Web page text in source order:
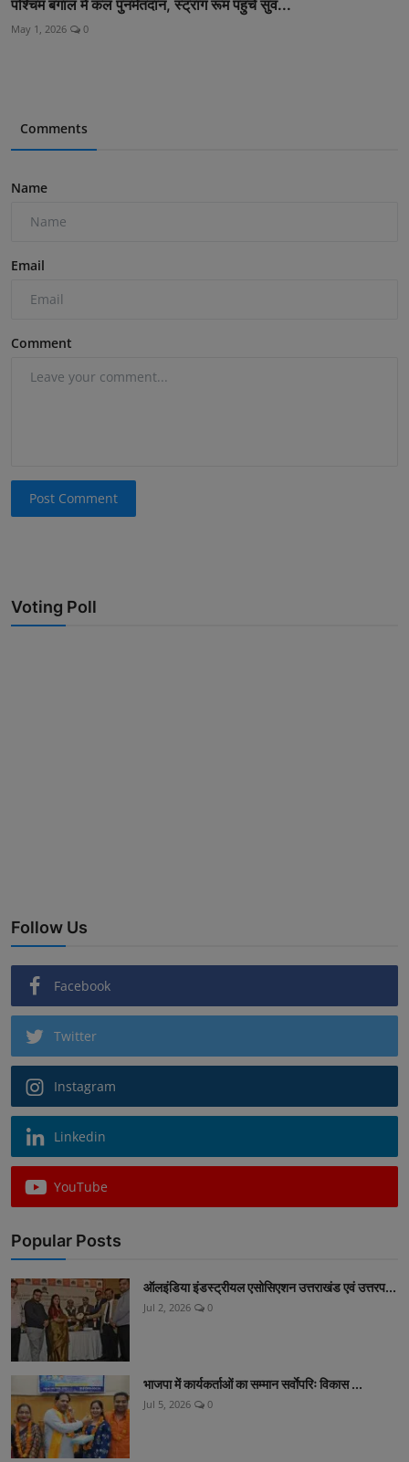
पश्चिम बंगाल में कल पुनर्मतदान, स्ट्रांग रूम पहुंचे सुव...
May 1, 2026 0
Comments
Name
Email
Comment
Post Comment
Voting Poll
Follow Us
Facebook
Twitter
Instagram
Linkedin
YouTube
Popular Posts
ऑलइंडिया इंडस्ट्रीयल एसोसिएशन उत्तराखंड एवं उत्तरप...
Jul 2, 2026 0
भाजपा में कार्यकर्ताओं का सम्मान सर्वाेपरिः विकास ...
Jul 5, 2026 0